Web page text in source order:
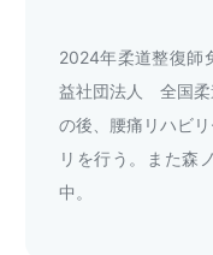
2024年柔道整復師
益社団法人 全国
の後、腰痛リハビ
リを行う。また森
中。